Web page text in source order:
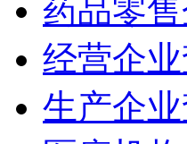
药品零
经营企
生产企